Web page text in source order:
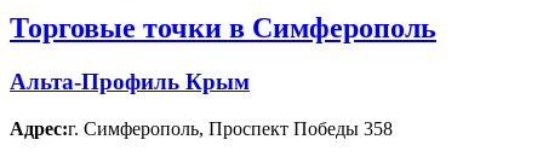
Торговые точки в Симферополь
Альта-Профиль Крым
Адрес:г. Симферополь, Проспект Победы 358